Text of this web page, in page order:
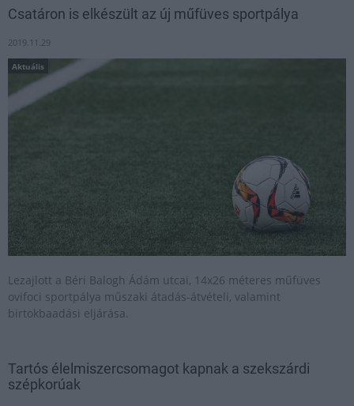
Csatáron is elkészült az új műfüves sportpálya
2019.11.29
Aktuális
Lezajlott a Béri Balogh Ádám utcai, 14x26 méteres műfüves
ovifoci sportpálya műszaki átadás-átvételi, valamint
birtokbaadási eljárása.
Tartós élelmiszercsomagot kapnak a szekszárdi
szépkorúak